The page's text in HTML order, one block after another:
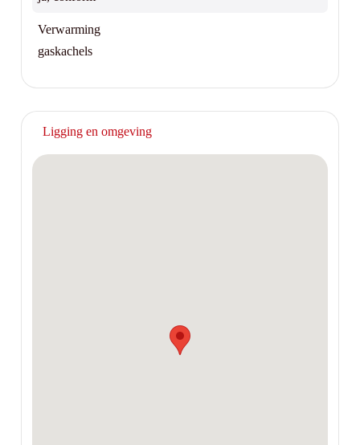
Verwarming
gaskachels
Ligging en omgeving